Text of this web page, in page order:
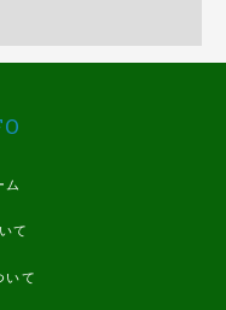
ム
て
いて